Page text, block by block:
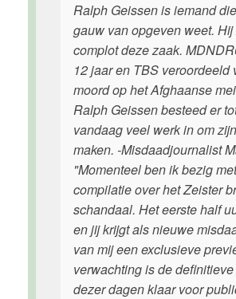
Ralph Geissen is iemand
gauw van opgeven weet.
complot deze zaak.
12 jaar en TBS veroordeeld
moord op het Afghaanse
Ralph Geissen besteed er
vandaag veel werk in om
maken. -Misdaadjournalist
"Momenteel ben ik bezig
compilatie over het Zeister
schandaal. Het eerste half
en jij krijgt als nieuwe
van mij een exclusieve
verwachting is de
dezer dagen klaar voor